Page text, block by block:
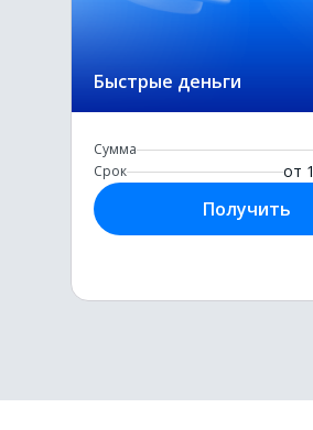
Быстрые деньги
Сумма
Срок от 1
Получить